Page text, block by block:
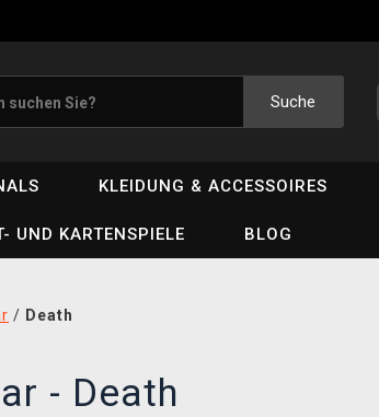
Suche
KLEIDUNG & ACCESSOIRES
UND KARTENSPIELE BLOG
/ Death
- Death